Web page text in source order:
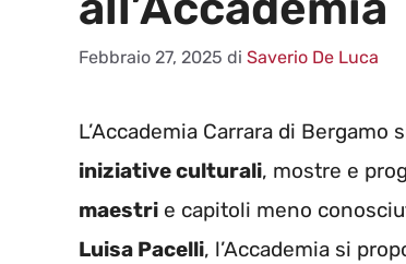
Febbraio 27, 2025 di Saverio De Luca
L’Accademia Carrara di
iniziative culturali, mostre e
maestri e capitoli meno
Luisa Pacelli, l’Accademia si